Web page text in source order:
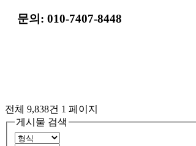
문의 : 010-7407-8448
전체 9,838건 1 페이지
게시물 검색